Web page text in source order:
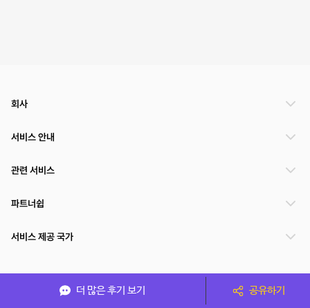
더 많은 후기 보기 공유하기
회사
서비스 안내
관련 서비스
파트너쉽
서비스 제공 국가
(주)NSPACE 사업자정보